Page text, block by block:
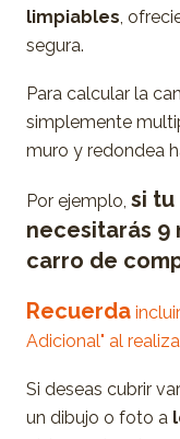
limpiables ,
segura.
Para calcular la
simplemente
muro y redondea
Por ejemplo, si tu
necesitarás 9
carro de
Recuerda
Adicional" al
Si deseas cubrir
un dibujo o foto a